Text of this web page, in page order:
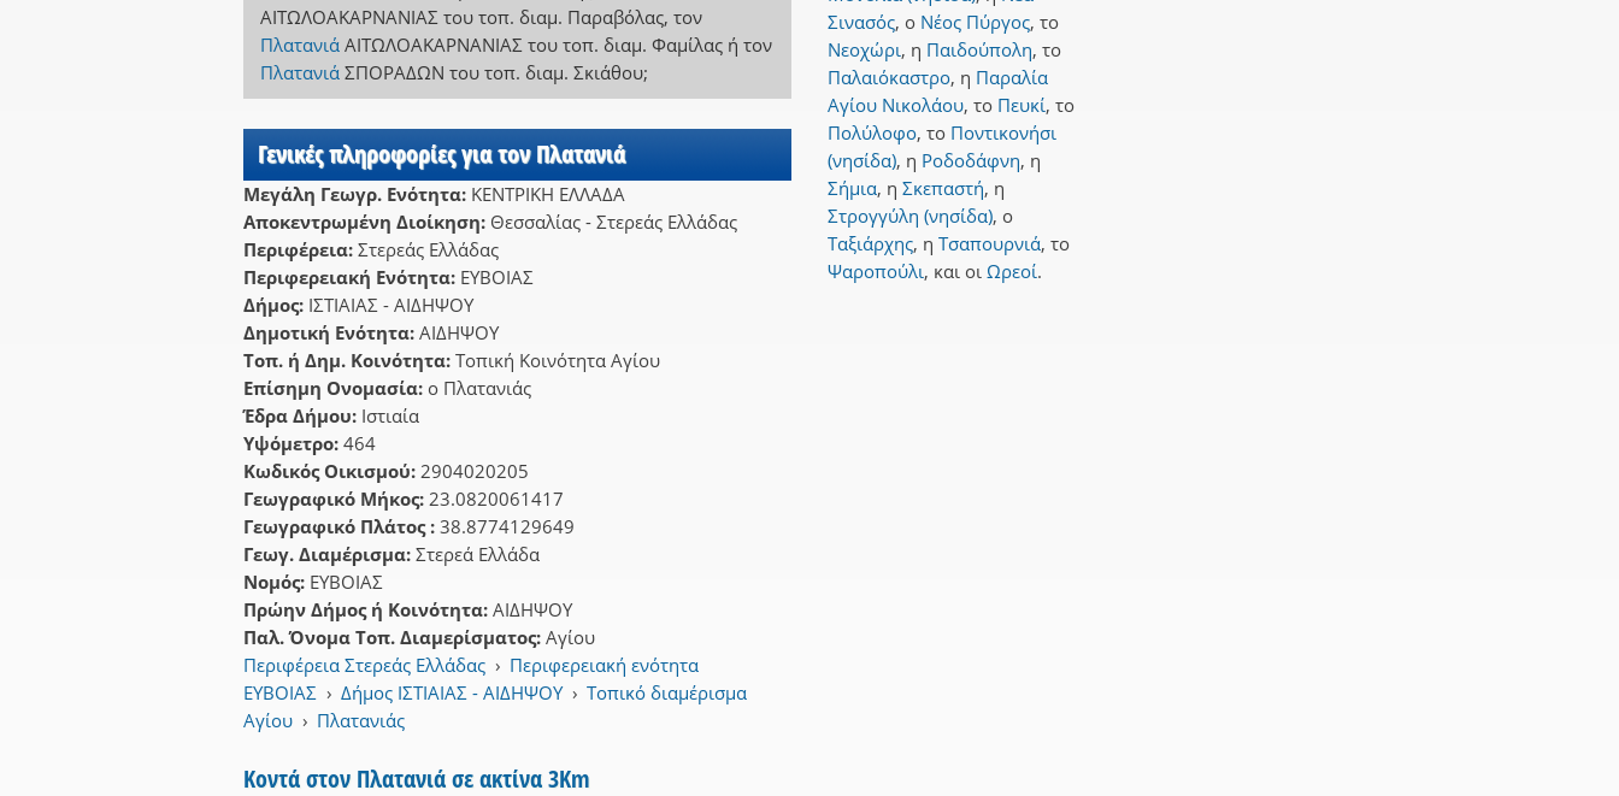
ΑΙΤΩΛΟΑΚΑΡΝΑΝΙΑΣ του τοπ. διαμ. Παραβόλας, τον
Πλατανιά ΑΙΤΩΛΟΑΚΑΡΝΑΝΙΑΣ του τοπ. διαμ. Φαμίλαςή τον
Πλατανιά ΣΠΟΡΑΔΩΝ του τοπ. διαμ. Σκιάθου;
Γενικές πληροφορίες για τον Πλατανιά
Μεγάλη Γεωγρ. Ενότητα: ΚΕΝΤΡΙΚΗ ΕΛΛΑΔΑ
Αποκεντρωμένη Διοίκηση: Θεσσαλίας - Στερεάς Ελλάδας
Περιφέρεια: Στερεάς Ελλάδας
Περιφερειακή Ενότητα: ΕΥΒΟΙΑΣ
Δήμος: ΙΣΤΙΑΙΑΣ - ΑΙΔΗΨΟΥ
Δημοτική Ενότητα: ΑΙΔΗΨΟΥ
Τοπ. ή Δημ. Κοινότητα: Τοπική Κοινότητα Αγίου
Επίσημη Ονομασία: ο Πλατανιάς
Έδρα Δήμου: Ιστιαία
Υψόμετρο: 464
Κωδικός Οικισμού: 2904020205
Γεωγραφικό Μήκος: 23.0820061417
Γεωγραφικό Πλάτος : 38.8774129649
Γεωγ. Διαμέρισμα: Στερεά Ελλάδα
Νομός: ΕΥΒΟΙΑΣ
Πρώην Δήμος ή Κοινότητα: ΑΙΔΗΨΟΥ
Παλ. Όνομα Τοπ. Διαμερίσματος: Αγίου
Περιφέρεια Στερεάς Ελλάδας › Περιφερειακή ενότητα
ΕΥΒΟΙΑΣ › Δήμος ΙΣΤΙΑΙΑΣ - ΑΙΔΗΨΟΥ › Τοπικό διαμέρισμα
Αγίου › Πλατανιάς
Σινασός, ο Νέος Πύργος, το
Νεοχώρι, η Παιδούπολη, το
Παλαιόκαστρο, η Παραλία
Αγίου Νικολάου, το Πευκί, το
Πολύλοφο, το Ποντικονήσι
(νησίδα), η Ροδοδάφνη, η
Σήμια, η Σκεπαστή, η
Στρογγύλη (νησίδα), ο
Ταξιάρχης, η Τσαπουρνιά, το
Ψαροπούλι, και οι Ωρεοί.
Κοντά στον Πλατανιά σε ακτίνα 3Km